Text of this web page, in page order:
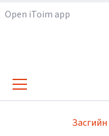
Open iToim app
Засгийн